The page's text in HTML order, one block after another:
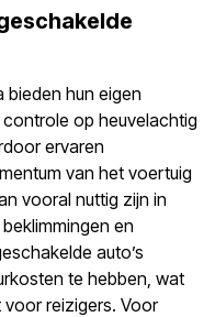
bieden hun eigen
op heuvelachtig
ervaren
van het voertuig
vooral nuttig zijn in
en
auto’s
te hebben, wat
reizigers. Voor